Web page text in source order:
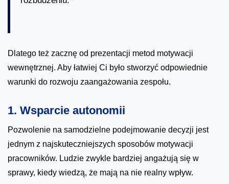
Dlatego też zacznę od prezentacji metod motywacji
wewnętrznej. Aby łatwiej Ci było stworzyć odpowiednie
warunki do rozwoju zaangażowania zespołu.
1. Wsparcie autonomii
Pozwolenie na samodzielne podejmowanie decyzji jest
jednym z najskuteczniejszych sposobów motywacji
pracowników. Ludzie zwykle bardziej angażują się w
sprawy, kiedy wiedzą, że mają na nie realny wpływ.